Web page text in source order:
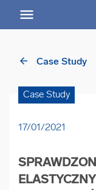
Niszczenie
arrow_back Case Study
Case Study
17/01/2021